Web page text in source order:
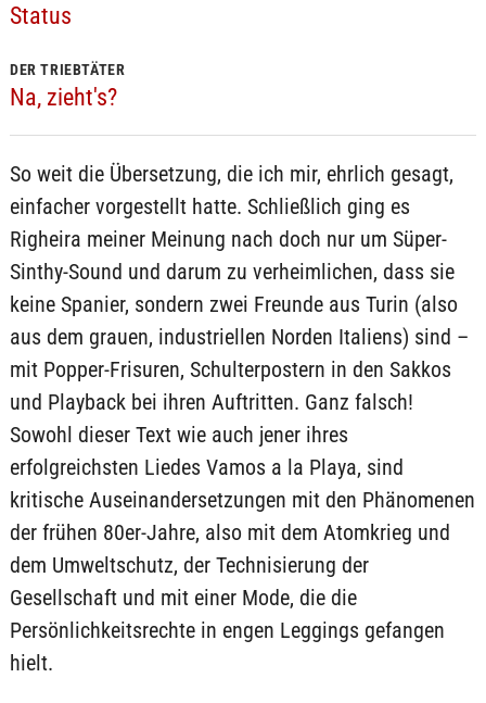
Status
DER TRIEBTÄTER
Na, zieht's?
So weit die Übersetzung, die ich mir, ehrlich gesagt,
einfacher vorgestellt hatte. Schließlich ging es
Righeira meiner Meinung nach doch nur um Süper-
Sinthy-Sound und darum zu verheimlichen, dass sie
keine Spanier, sondern zwei Freunde aus Turin (also
aus dem grauen, industriellen Norden Italiens) sind –
mit Popper-Frisuren, Schulterpostern in den Sakkos
und Playback bei ihren Auftritten. Ganz falsch!
Sowohl dieser Text wie auch jener ihres
erfolgreichsten Liedes Vamos a la Playa, sind
kritische Auseinandersetzungen mit den Phänomenen
der frühen 80er-Jahre, also mit dem Atomkrieg und
dem Umweltschutz, der Technisierung der
Gesellschaft und mit einer Mode, die die
Persönlichkeitsrechte in engen Leggings gefangen
hielt.